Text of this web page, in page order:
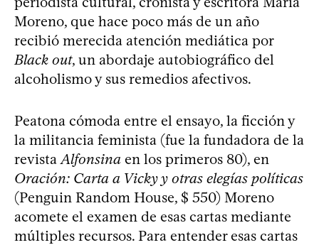
Moreno, que hace poco más de un año
recibió merecida atención mediática por
Black out, un abordaje autobiográfico del
alcoholismo y sus remedios afectivos.
Peatona cómoda entre el ensayo, la ficción y
la militancia feminista (fue la fundadora de la
revista Alfonsina en los primeros 80), en
Oración: Carta a Vicky y otras elegías políticas
(Penguin Random House, $ 550) Moreno
acomete el examen de esas cartas mediante
múltiples recursos. Para entender esas cartas